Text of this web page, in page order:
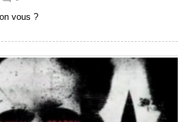
vous ?